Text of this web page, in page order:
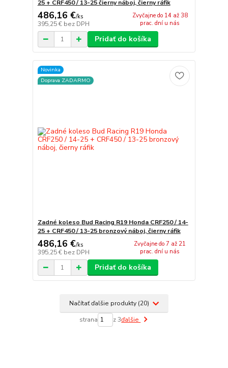
25 + CRF450 / 13-25 čierny náboj, čierny ráfik
486,16 €/ks
395,25 € bez DPH
Zvyčajne do 14 až 38
prac. dní u nás
Pridať do košíka
Novinka
Doprava ZADARMO
Zadné koleso Bud Racing R19 Honda CRF250 / 14-
25 + CRF450 / 13-25 bronzový náboj, čierny ráfik
486,16 €/ks
395,25 € bez DPH
Zvyčajne do 7 až 21
prac. dní u nás
Pridať do košíka
Načítať ďalšie produkty (20)
strana z 3ďalšie